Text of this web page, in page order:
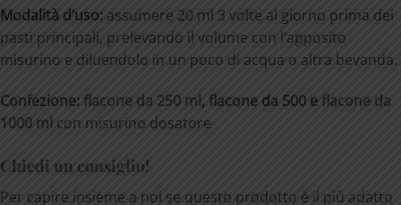
Modalità d’uso: assumere 20 ml 3 volte al giorno prima dei
pasti principali, prelevando il volume con l’apposito
misurino e diluendolo in un poco di acqua o altra bevanda.
Confezione:flacone da 250 ml , flacone da 500 eflacone da
1000 ml con misurino dosatore
Chiedi un consiglio!
Per capire insieme a noi se questo prodotto è il più adatto